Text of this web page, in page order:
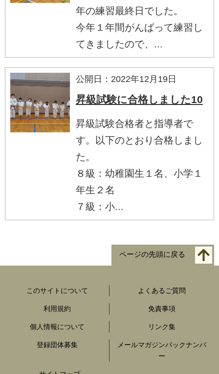
年の練習最終日でした。
今年１年間がんばって練習し
てきましたので、...
公開日：2022年12月19日
昇級試験に合格しました10
昇級試験合格者と指導者で
す。以下のとおり合格しまし
た。
８級：幼稚園生１名、小学１
年生２名
７級：小...
ページの先頭に戻る
このサイトについて よくあるご質問
利用規約 免責事項
個人情報について リンク集
登録団体募集
メールマガジンバックナンバ
ー